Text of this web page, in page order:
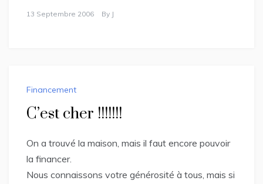
13 Septembre 2006 By J
Financement
C’est cher !!!!!!!
On a trouvé la maison, mais il faut encore pouvoir
la financer.
Nous connaissons votre générosité à tous, mais si